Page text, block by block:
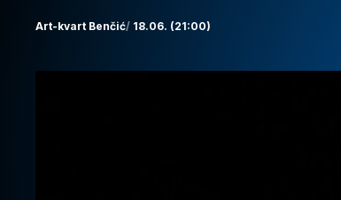
Art-kvart Benčić 18.06. (21:00)